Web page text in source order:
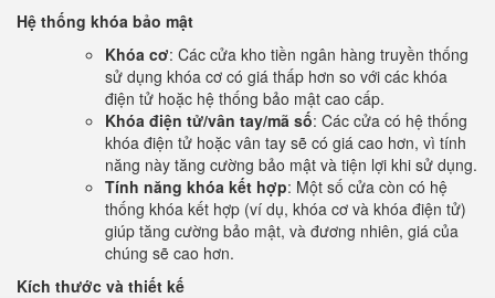
Hệ thống khóa bảo mật
Khóa cơ: Các cửa kho tiền ngân hàng truyền thống
sử dụng khóa cơ có giá thấp hơn so với các khóa
điện tử hoặc hệ thống bảo mật cao cấp.
Khóa điện tử/vân tay/mã số: Các cửa có hệ thống
khóa điện tử hoặc vân tay sẽ có giá cao hơn, vì tính
năng này tăng cường bảo mật và tiện lợi khi sử dụng.
Tính năng khóa kết hợp: Một số cửa còn có hệ
thống khóa kết hợp (ví dụ, khóa cơ và khóa điện tử)
giúp tăng cường bảo mật, và đương nhiên, giá của
chúng sẽ cao hơn.
Kích thước và thiết kế